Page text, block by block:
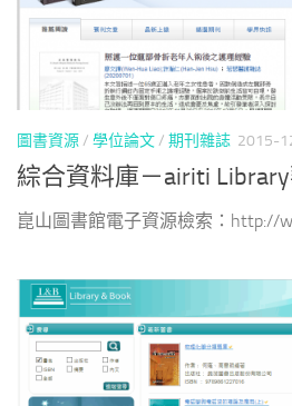
圖書資源/ 學位論文/ 期刊雜誌 2015-
綜合資料庫－airiti
崑山圖書館電子資源檢索：http://